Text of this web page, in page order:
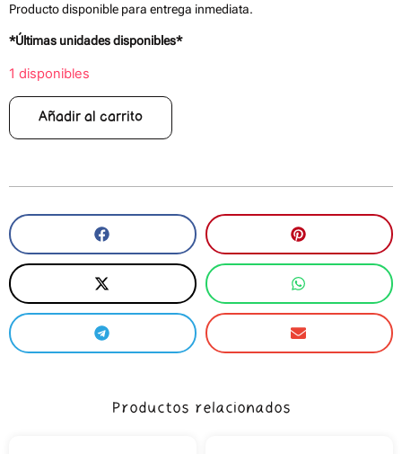
Producto disponible para entrega inmediata.
*Últimas unidades disponibles*
1 disponibles
Añadir al carrito
Productos relacionados